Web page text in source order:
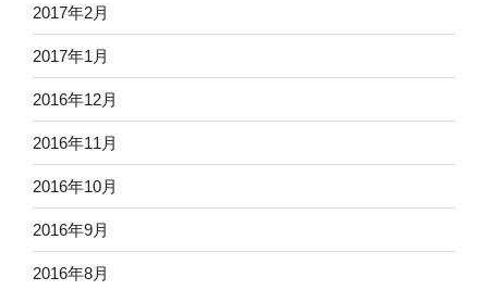
2017年2月
2017年1月
2016年12月
2016年11月
2016年10月
2016年9月
2016年8月